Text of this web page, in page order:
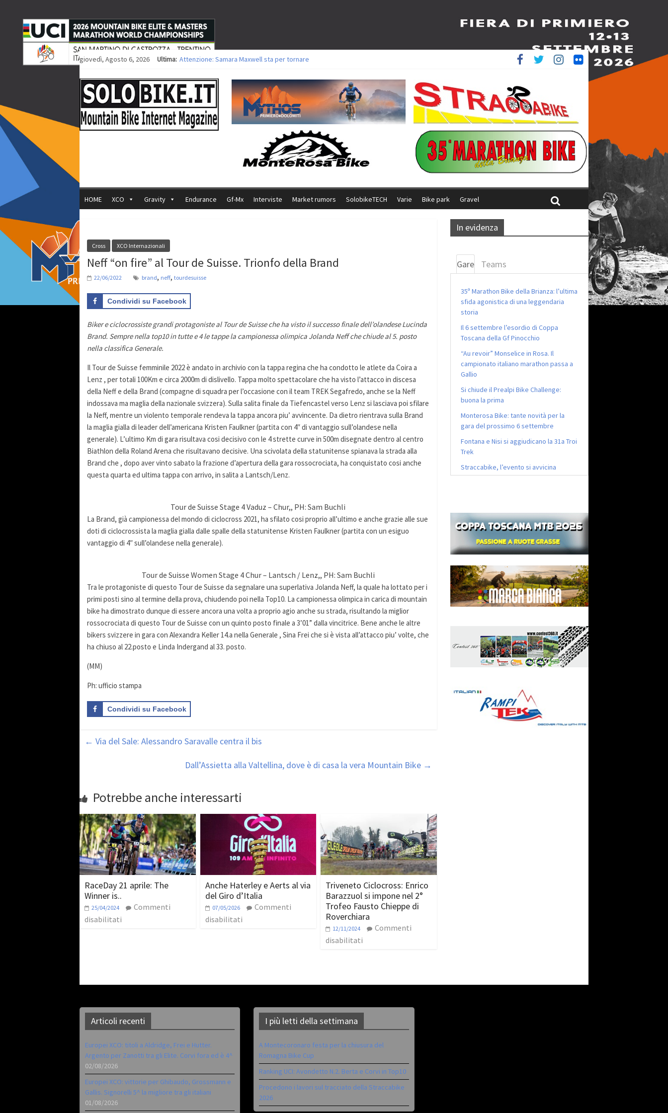
giovedì, Agosto 6, 2026 Ultima: Attenzione: Samara Maxwell sta per tornare
Europei XCO: vittorie per Ghibaudo, Grossmann e Gallis. Signorelli 5^ la migliore tra gli italiani
35ª Marathon Bike della Brianza: l’ultima sfida agonistica di una leggendaria storia
Europei MTB: il Team Relay firma il secondo argento azzurro a Monteceneri
HOME XCO Gravity Endurance Gf-Mx Interviste Market rumors SolobikeTECH Varie Bike park Gravel
Cross XCO Internazionali
Neff “on fire” al Tour de Suisse. Trionfo della Brand
22/06/2022 brand, neff, tourdesuisse
Condividi su Facebook
Biker e ciclocrossiste grandi protagoniste al Tour de Suisse che ha visto il successo finale dell’olandese Lucinda
Brand. Sempre nella top10 in tutte e 4 le tappe la campionessa olimpica Jolanda Neff che chiude al 5. posto
nella classifica Generale.
Il Tour de Suisse femminile 2022 è andato in archivio con la tappa regina che ha condotto le atlete da Coira a
Lenz , per totali 100Km e circa 2000m di dislivello. Tappa molto spettacolare che ha visto l’attacco in discesa
della Neff e della Brand (compagne di squadra per l’occasione con il team TREK Segafredo, anche se la Neff
indossava ma maglia della nazionale svizzera). Sulla salita finale da Tiefencastel verso Lenz si lasciava poi sfilare
la Neff, mentre un violento temporale rendeva la tappa ancora piu’ avvincente. Da dietro rientrava sulla Brand
la maglia gialla di leader dell’americana Kristen Faulkner (partita con 4″ di vantaggio sull’olandese nella
generale). L’ultimo Km di gara risultava cosi decisivo con le 4 strette curve in 500m disegnate dentro al centro
Biathlon della Roland Arena che risultavano decisive. Una scivolata della statunitense spianava la strada alla
Brand che , dopo aver vinto sabato la frazione d’apertura della gara rossocrociata, ha conquistato cosi anche
questa quarta ed ultima tappa con arrivo, in salita a Lantsch/Lenz.
Tour de Suisse Stage 4 Vaduz – Chur,, PH: Sam Buchli
La Brand, già campionessa del mondo di ciclocross 2021, ha sfilato cosi proprio all’ultimo e anche grazie alle sue
doti di ciclocrossista la maglia gialla dalle spalle della statunitense Kristen Faulkner (partita con un esiguo
vantaggio di 4″ sull’olandese nella generale).
Tour de Suisse Women Stage 4 Chur – Lantsch / Lenz,, PH: Sam Buchli
Tra le protagoniste di questo Tour de Suisse da segnalare una superlativa Jolanda Neff, la quale ha lottato per i
primi posti sino al termine della prova, chiudendo poi nella Top10. La campionessa olimpica in carica di mountain
bike ha dimostrato dunque di essere ancora una volta a proprio agio anche su strada, risultando la miglior
rossocrociata di questo Tour de Suisse con un quinto posto finale a 3’01” dalla vincitrice. Bene anche le altre
bikers svizzere in gara con Alexandra Keller 14.a nella Generale , Sina Frei che si è vista all’attacco piu’ volte, che
ha chiuso al 22.posto e Linda Indergand al 33. posto.
(MM)
Ph: ufficio stampa
Condividi su Facebook
← Via del Sale: Alessandro Saravalle centra il bis
Dall’Assietta alla Valtellina, dove è di casa la vera Mountain Bike →
Potrebbe anche interessarti
RaceDay 21 aprile: The
Winner is..
25/04/2024
Commenti
disabilitati
Anche Haterley e Aerts al via
del Giro d’Italia
07/05/2026
Commenti
disabilitati
Triveneto Ciclocross: Enrico
Barazzuol si impone nel 2°
Trofeo Fausto Chieppe di
Roverchiara
12/11/2024
Commenti
disabilitati
In evidenza
Gare Teams
35ª Marathon Bike della Brianza: l’ultima
sfida agonistica di una leggendaria
storia
Il 6 settembre l’esordio di Coppa
Toscana della Gf Pinocchio
“Au revoir” Monselice in Rosa. Il
campionato italiano marathon passa a
Gallio
Si chiude il Prealpi Bike Challenge:
buona la prima
Monterosa Bike: tante novità per la
gara del prossimo 6 settembre
Fontana e Nisi si aggiudicano la 31a Troi
Trek
Straccabike, l’evento si avvicina
Articoli recenti
Europei XCO: titoli a Aldridge, Frei e Hutter.
Argento per Zanotti tra gli Elite. Corvi fora ed è 4^
02/08/2026
Europei XCO: vittorie per Ghibaudo, Grossmann e
Gallis. Signorelli 5^ la migliore tra gli italiani
01/08/2026
I più letti della settimana
A Montecoronaro festa per la chiusura del
Romagna Bike Cup
Ranking UCI: Avondetto N.2. Berta e Corvi in Top10
Procedono i lavori sul tracciato della Straccabike
2026